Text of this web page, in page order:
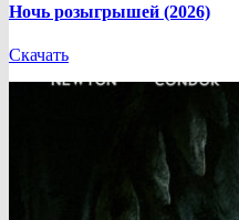
Ночь розыгрышей (2026)
Скачать